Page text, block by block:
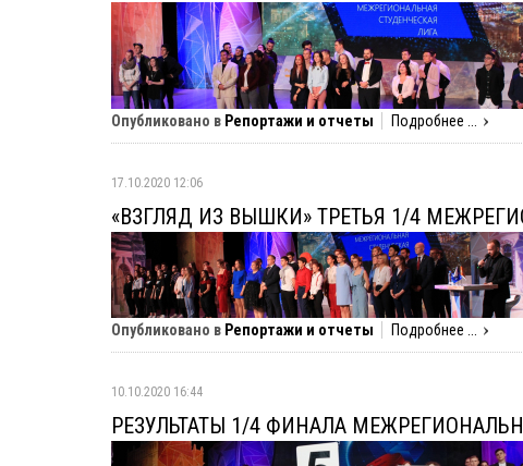
Опубликовано в Репортажи и отчеты Подробнее ...
17.10.2020 12:06
«ВЗГЛЯД ИЗ ВЫШКИ» ТРЕТЬЯ 1/4
Опубликовано в Репортажи и отчеты Подробнее ...
10.10.2020 16:44
РЕЗУЛЬТАТЫ 1/4 ФИНАЛА